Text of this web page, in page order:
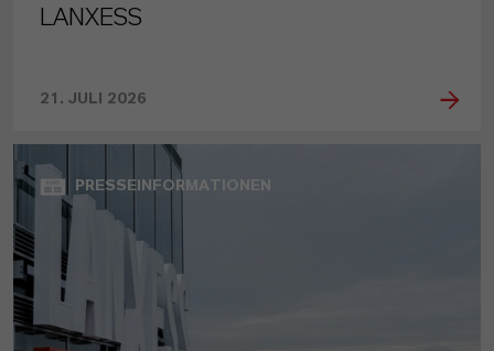
LANXESS
21. JULI 2026
PRESSEINFORMATIONEN